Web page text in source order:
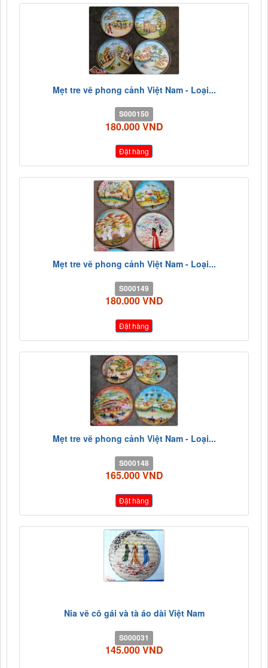
Mẹt tre vẽ phong cảnh Việt Nam - Loại...
S000150
180.000 VND
Đặt hàng
Mẹt tre vẽ phong cảnh Việt Nam - Loại...
S000149
180.000 VND
Đặt hàng
Mẹt tre vẽ phong cảnh Việt Nam - Loại...
S000148
165.000 VND
Đặt hàng
Nia vẽ cô gái và tà áo dài Việt Nam
S000031
145.000 VND